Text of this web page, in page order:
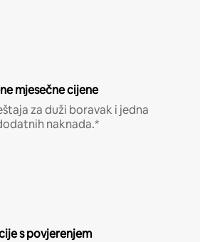
mjesečne cijene
za duži boravak i jedna
naknada.*
s povjerenjem